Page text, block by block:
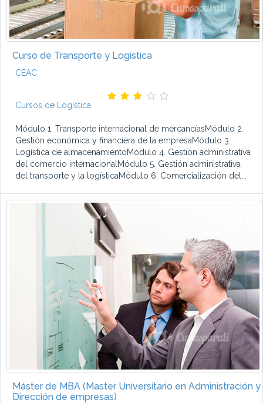
Curso de Transporte y Logística
CEAC
Cursos de Logística
Módulo 1. Transporte internacional de mercancíasMódulo 2.
Gestión económica y financiera de la empresaMódulo 3.
Logística de almacenamientoMódulo 4. Gestión administrativa
del comercio internacionalMódulo 5. Gestión administrativa
del transporte y la logísticaMódulo 6. Comercialización del...
Máster de MBA (Master Universitario en Administración y
Dirección de empresas)